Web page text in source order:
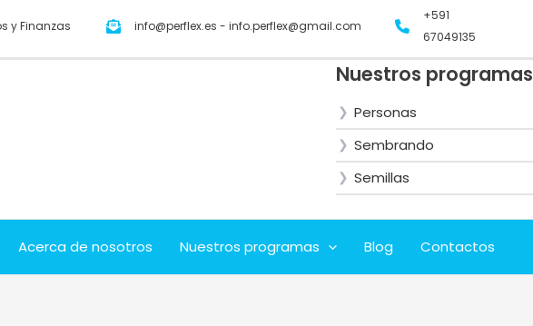
y Finanzas info@perflex.es - info.perflex@gmail.com
+591
67049135
Nuestros programas
Personas
Sembrando
Semillas
Acerca de nosotros Nuestros programas Blog Contactos